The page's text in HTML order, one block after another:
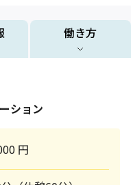
働き方
ション
円